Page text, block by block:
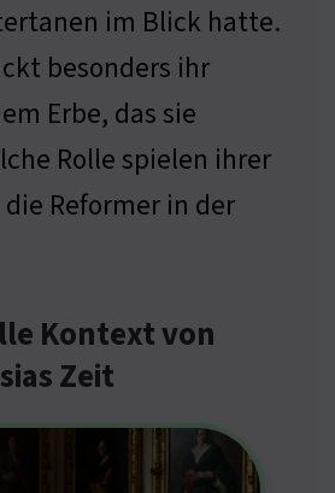
im Blick hatte.
besonders ihr
Erbe, das sie
Rolle spielen ihrer
Reformer in der
Kontext von
Zeit